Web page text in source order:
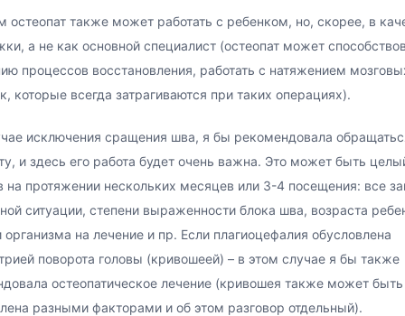
остеопат также может работать с ребенком, но, скорее, в
а не как основной специалист (остеопат может
процессов восстановления, работать с натяжением
которые всегда затрагиваются при таких операциях).
исключения сращения шва, я бы рекомендовала
и здесь его работа будет очень важна. Это может быть
на протяжении нескольких месяцев или 3-4 посещения: все
ситуации, степени выраженности блока шва, возраста
организма на лечение и пр. Если плагиоцефалия обусловлена
поворота головы (кривошеей) – в этом случае я бы также
остеопатическое лечение (кривошея также может быть
разными факторами и об этом разговор отдельный).